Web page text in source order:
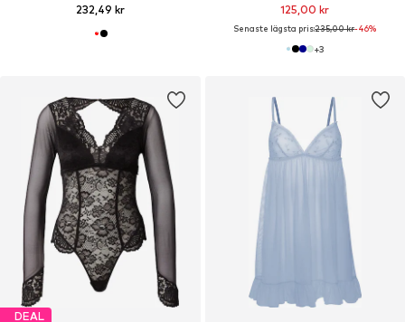
232,49 kr 125,00 kr
Senaste lägsta pris:235,00 kr-46%
+3
DEAL